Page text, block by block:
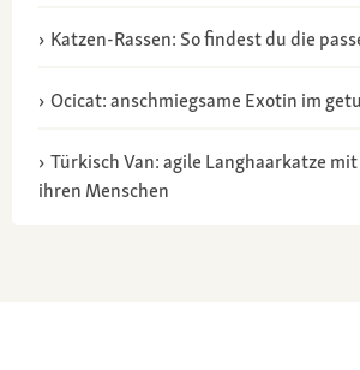
Katzen-Rassen: So findest du die
Ocicat: anschmiegsame Exotin im
Türkisch Van: agile Langhaarkatze
ihren Menschen